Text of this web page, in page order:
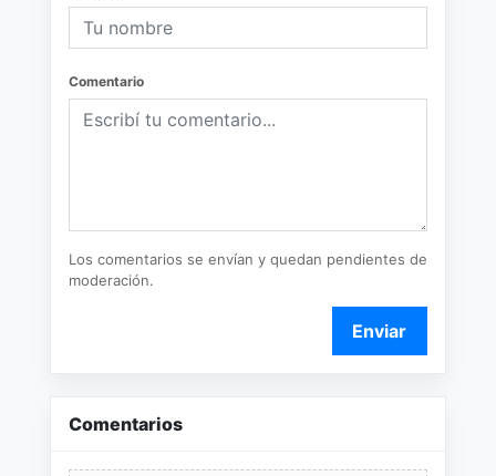
Comentario
Los comentarios se envían y quedan pendientes de
moderación.
Enviar
Comentarios